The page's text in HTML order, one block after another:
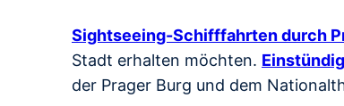
Sightseeing-Schifffahrten durch
Stadt erhalten möchten.
der Prager Burg und dem